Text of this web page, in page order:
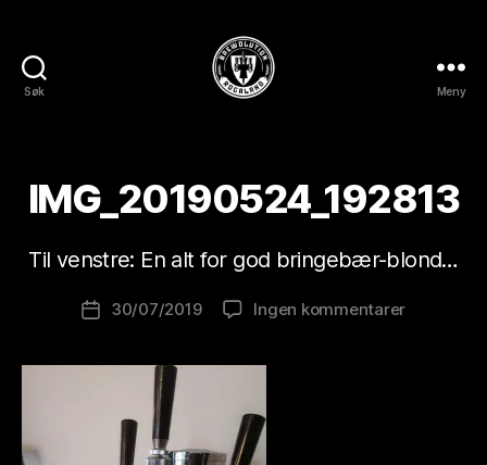
Søk Meny
IMG_20190524_192813
Til venstre: En alt for god bringebær-blond…
Innleggsforfatter
B
r
w
l
Publiseringsdato
30/07/2019 Ingen kommentarertil